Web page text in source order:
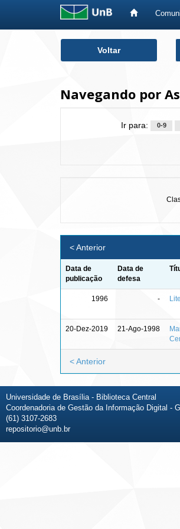
Voltar
Navegando por
Ir para: 0-9
< Anterior
Data de
publicação
Data de
defesa
1996 -
20-Dez-2019 21-Ago-1998
< Anterior
Universidade de Brasília - Biblioteca Central
Coordenadoria de Gestão da Informação Digital -
(61) 3107-2683
repositorio@unb.br